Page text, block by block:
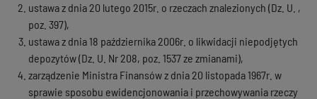
ustawa z dnia 20 lutego 2015r. o rzeczach znalezionych (Dz. U. ,
poz. 397),
ustawa z dnia 18 października 2006r. o likwidacji niepodjętych
depozytów (Dz. U. Nr 208, poz. 1537 ze zmianami),
zarządzenie Ministra Finansów z dnia 20 listopada 1967r. w
sprawie sposobu ewidencjonowania i przechowywania rzeczy